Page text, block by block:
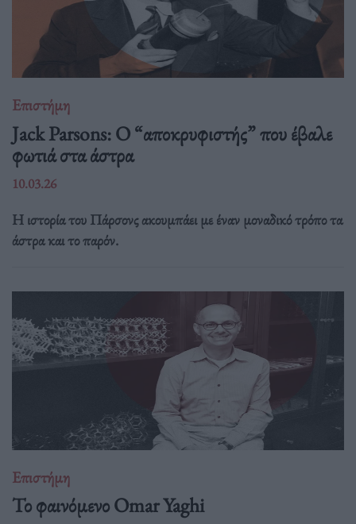
Επιστήμη
Jack Parsons: O “αποκρυφιστής” που έβαλε
φωτιά στα άστρα
10.03.26
Η ιστορία του Πάρσονς ακουμπάει με έναν μοναδικό τρόπο τα
άστρα και το παρόν.
Επιστήμη
Το φαινόμενο Omar Yaghi